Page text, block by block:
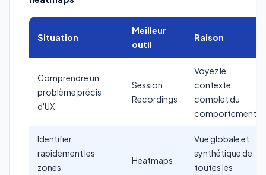
Situation
Meilleur
outil
Raison
Comprendre un
problème précis
d'UX
Session
Recordings
Voyez le
contexte
complet du
comportement
Identifier
rapidement les
zones
Heatmaps
Vue globale et
synthétique de
toutes les